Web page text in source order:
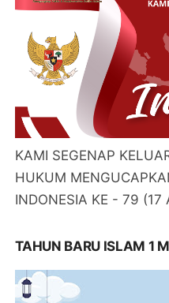
KAMI SEGENAP
HUKUM
INDONESIA KE - 79 (17
TAHUN BARU ISLAM 1